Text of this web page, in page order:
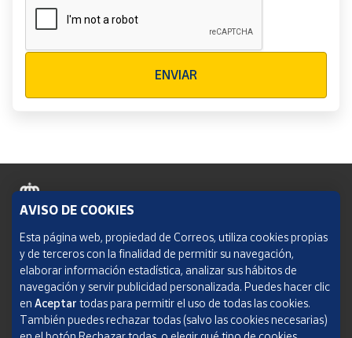
ENVIAR
Política de cookies
Aviso legal
Condiciones del servicio
Política de Privacidad Web
AVISO DE COOKIES
Esta página web, propiedad de Correos, utiliza cookies propias
y de terceros con la finalidad de permitir su navegación,
elaborar información estadística, analizar sus hábitos de
navegación y servir publicidad personalizada. Puedes hacer clic
en Aceptar todas para permitir el uso de todas las cookies.
También puedes rechazar todas (salvo las cookies necesarias)